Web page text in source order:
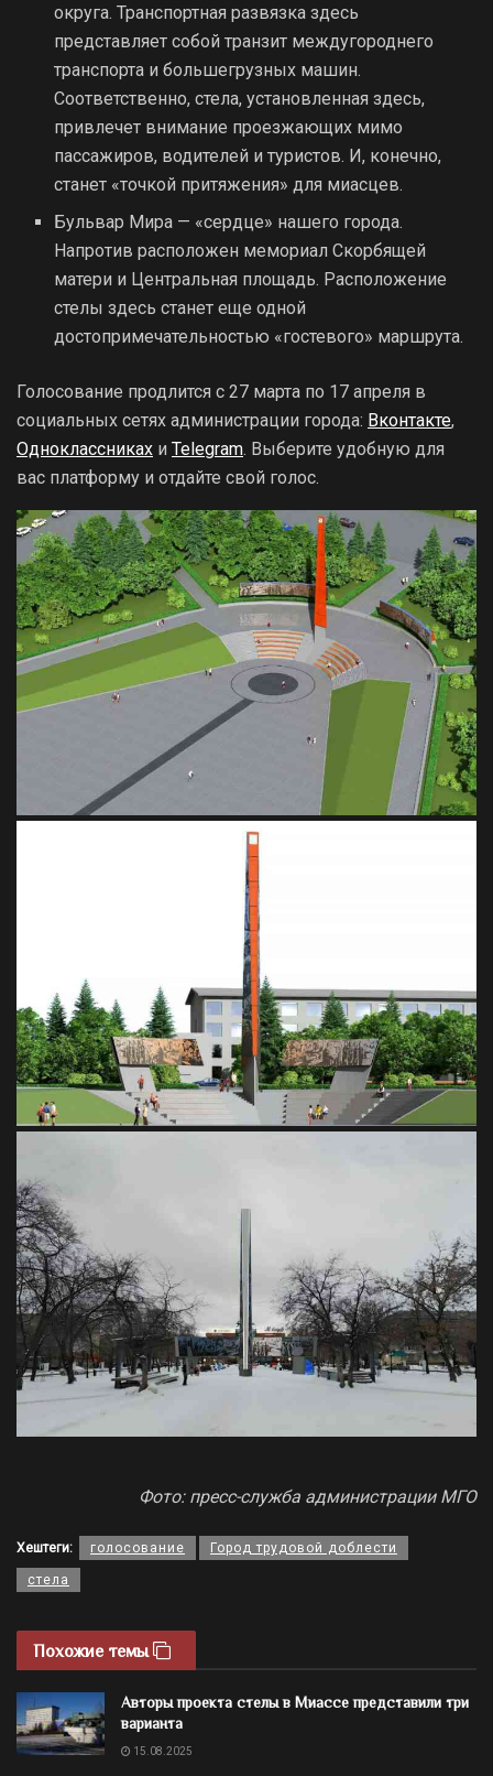
округа. Транспортная развязка здесь
представляет собой транзит междугороднего
транспорта и большегрузных машин.
Соответственно, стела, установленная здесь,
привлечет внимание проезжающих мимо
пассажиров, водителей и туристов. И, конечно,
станет «точкой притяжения» для миасцев.
Бульвар Мира — «сердце» нашего города.
Напротив расположен мемориал Скорбящей
матери и Центральная площадь. Расположение
стелы здесь станет еще одной
достопримечательностью «гостевого» маршрута.
Голосование продлится с 27 марта по 17 апреля в
социальных сетях администрации города: Вконтакте,
Одноклассниках и Telegram. Выберите удобную для
вас платформу и отдайте свой голос.
Фото: пресс-служба администрации МГО
Хештеги: голосование Город трудовой доблести
стела
Похожие темы
Авторы проекта стелы в Миассе представили три
варианта
15.08.2025